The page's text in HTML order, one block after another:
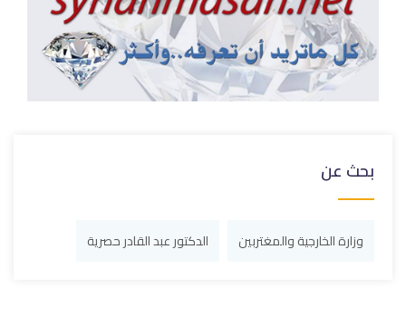
بحث عن
وزارة الخارجية والمغتربين الدكتور عبد القادر حصرية